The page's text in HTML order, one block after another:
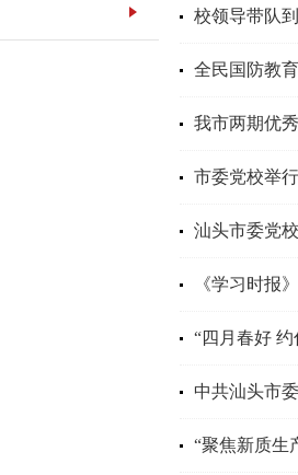
校领导带队
全民国防教
我市两期优
市委党校举
汕头市委党
“四月春好
中共汕头市